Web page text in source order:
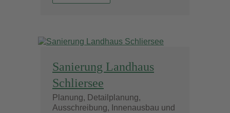
Sanierung Landhaus
Schliersee
Planung, Detailplanung,
Ausschreibung, Innenausbau und